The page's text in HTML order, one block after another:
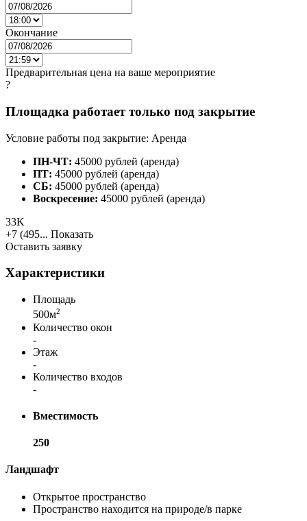
Окончание
Предварительная цена на ваше мероприятие
?
Площадка работает только под закрытие
Условие работы под закрытие: Аренда
ПН-ЧТ: 45000 рублей (аренда)
ПТ: 45000 рублей (аренда)
СБ: 45000 рублей (аренда)
Воскресение: 45000 рублей (аренда)
33K
+7 (495... Показать
Оставить заявку
Характеристики
Площадь
500м2
Количество окон
-
Этаж
-
Количество входов
-
Вместимость
250
Ландшафт
Открытое пространство
Пространство находится на природе/в парке